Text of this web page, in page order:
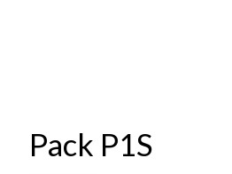
Pack P1S